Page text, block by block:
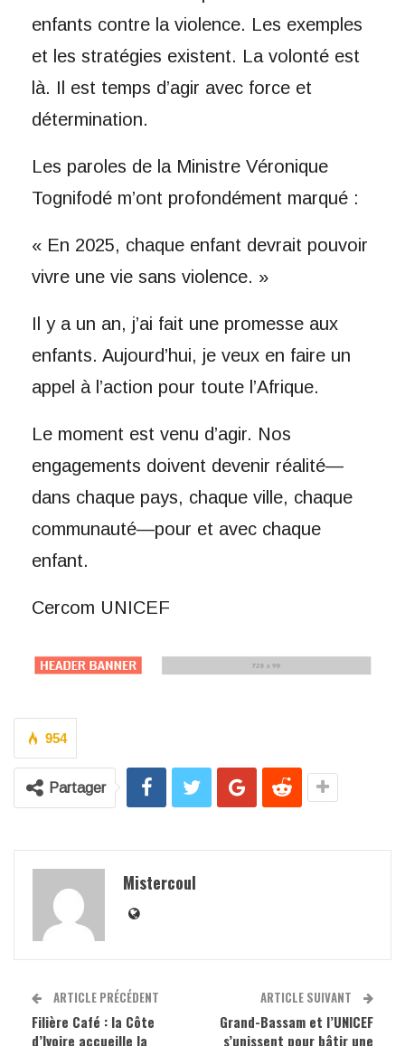
enfants contre la violence. Les exemples
et les stratégies existent. La volonté est
là. Il est temps d’agir avec force et
détermination.
Les paroles de la Ministre Véronique
Tognifodé m’ont profondément marqué :
« En 2025, chaque enfant devrait pouvoir
vivre une vie sans violence. »
Il y a un an, j’ai fait une promesse aux
enfants. Aujourd’hui, je veux en faire un
appel à l’action pour toute l’Afrique.
Le moment est venu d’agir. Nos
engagements doivent devenir réalité—
dans chaque pays, chaque ville, chaque
communauté—pour et avec chaque
enfant.
Cercom UNICEF
954
Partager
Mistercoul
ARTICLE PRÉCÉDENT
Filière Café : la Côte
d’Ivoire accueille la
ARTICLE SUIVANT
Grand-Bassam et l’UNICEF
s’unissent pour bâtir une